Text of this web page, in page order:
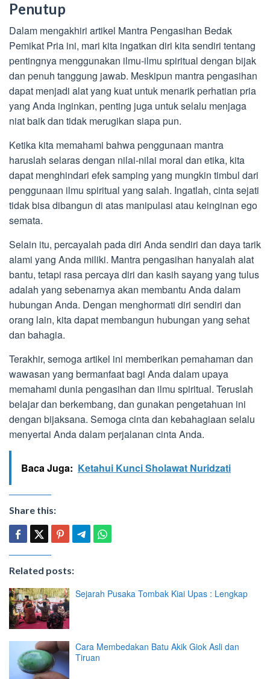
Penutup
Dalam mengakhiri artikel Mantra Pengasihan Bedak
Pemikat Pria ini, mari kita ingatkan diri kita sendiri tentang
pentingnya menggunakan ilmu-ilmu spiritual dengan bijak
dan penuh tanggung jawab. Meskipun mantra pengasihan
dapat menjadi alat yang kuat untuk menarik perhatian pria
yang Anda inginkan, penting juga untuk selalu menjaga
niat baik dan tidak merugikan siapa pun.
Ketika kita memahami bahwa penggunaan mantra
haruslah selaras dengan nilai-nilai moral dan etika, kita
dapat menghindari efek samping yang mungkin timbul dari
penggunaan ilmu spiritual yang salah. Ingatlah, cinta sejati
tidak bisa dibangun di atas manipulasi atau keinginan ego
semata.
Selain itu, percayalah pada diri Anda sendiri dan daya tarik
alami yang Anda miliki. Mantra pengasihan hanyalah alat
bantu, tetapi rasa percaya diri dan kasih sayang yang tulus
adalah yang sebenarnya akan membantu Anda dalam
hubungan Anda. Dengan menghormati diri sendiri dan
orang lain, kita dapat membangun hubungan yang sehat
dan bahagia.
Terakhir, semoga artikel ini memberikan pemahaman dan
wawasan yang bermanfaat bagi Anda dalam upaya
memahami dunia pengasihan dan ilmu spiritual. Teruslah
belajar dan berkembang, dan gunakan pengetahuan ini
dengan bijaksana. Semoga cinta dan kebahagiaan selalu
menyertai Anda dalam perjalanan cinta Anda.
Baca Juga: Ketahui Kunci Sholawat Nuridzati
Share this:
Related posts:
Sejarah Pusaka Tombak Kiai Upas : Lengkap
Cara Membedakan Batu Akik Giok Asli dan
Tiruan